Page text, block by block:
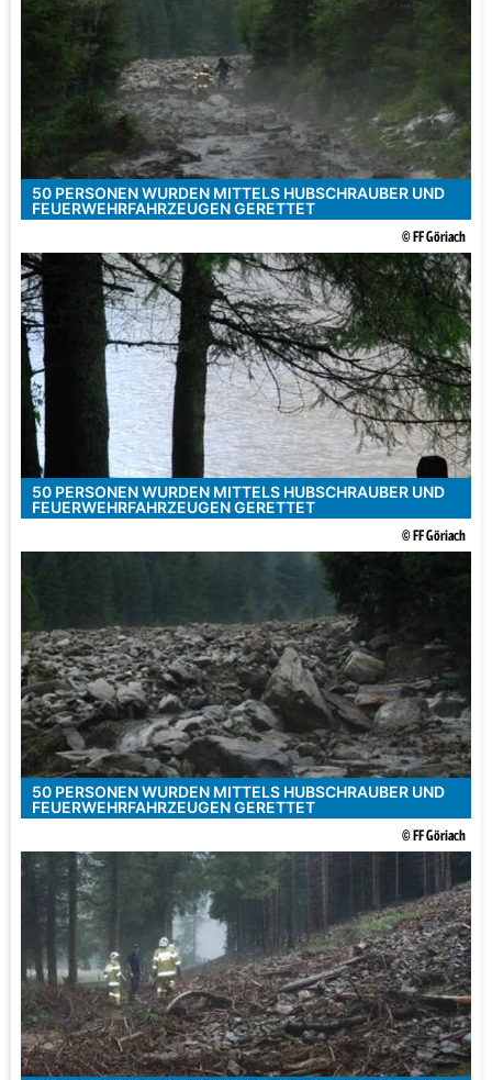
50 PERSONEN WURDEN MITTELS HUBSCHRAUBER UND
FEUERWEHRFAHRZEUGEN GERETTET
© FF Göriach
50 PERSONEN WURDEN MITTELS HUBSCHRAUBER UND
FEUERWEHRFAHRZEUGEN GERETTET
© FF Göriach
50 PERSONEN WURDEN MITTELS HUBSCHRAUBER UND
FEUERWEHRFAHRZEUGEN GERETTET
© FF Göriach